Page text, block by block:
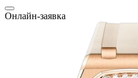
Онлайн-заявка